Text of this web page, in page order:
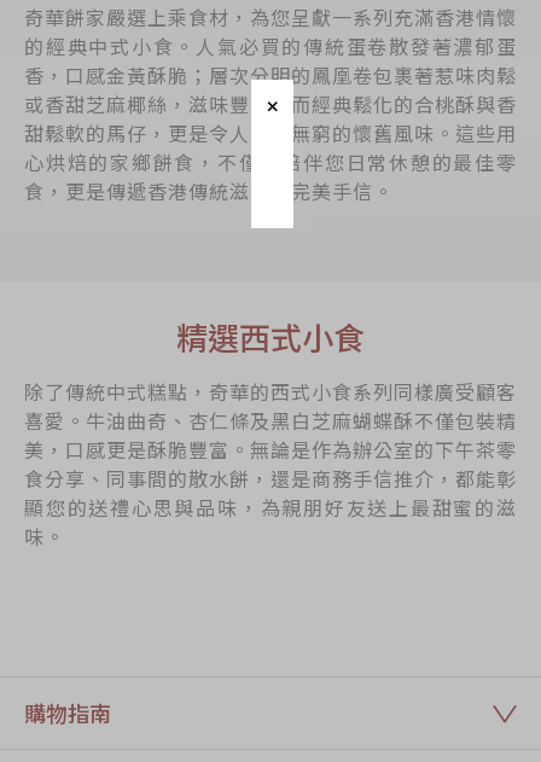
EN 简体
奇華餅家嚴選上乘食材，為您呈獻一系列充滿香港情懷
的經典中式小食。人氣必買的傳統蛋卷散發著濃郁蛋
香，口感金黃酥脆；層次分明的鳳凰卷包裹著惹味肉鬆
或香甜芝麻椰絲，滋味豐富；而經典鬆化的合桃酥與香
甜鬆軟的馬仔，更是令人回味無窮的懷舊風味。這些用
心烘焙的家鄉餅食，不僅是陪伴您日常休憩的最佳零
食，更是傳遞香港傳統滋味的完美手信。
精選西式小食
除了傳統中式糕點，奇華的西式小食系列同樣廣受顧客
喜愛。牛油曲奇、杏仁條及黑白芝麻蝴蝶酥不僅包裝精
美，口感更是酥脆豐富。無論是作為辦公室的下午茶零
食分享、同事間的散水餅，還是商務手信推介，都能彰
顯您的送禮心思與品味，為親朋好友送上最甜蜜的滋
味。
購物指南